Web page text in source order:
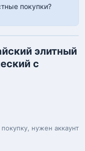
покупки?
элитный
с
нужен аккаунт